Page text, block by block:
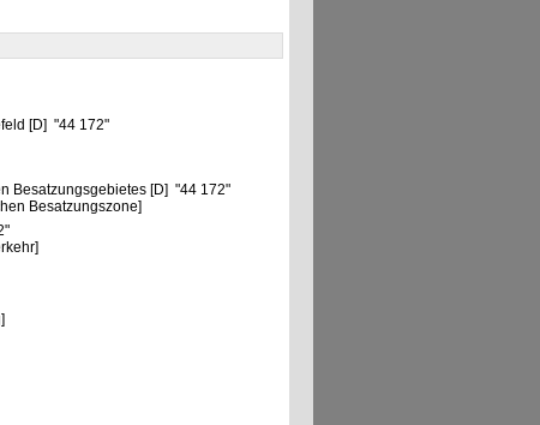
[D] "44 172"
Besatzungsgebietes [D] "44 172"
Besatzungszone]